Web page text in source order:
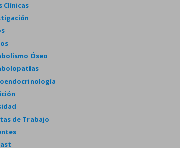
Clínicas
Óseo
de Trabajo